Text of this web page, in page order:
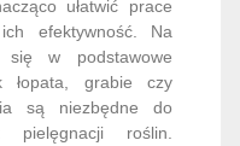
ułatwić prace
efektywność. Na
się w podstawowe
łopata, grabie czy
są niezbędne do
pielęgnacji roślin.